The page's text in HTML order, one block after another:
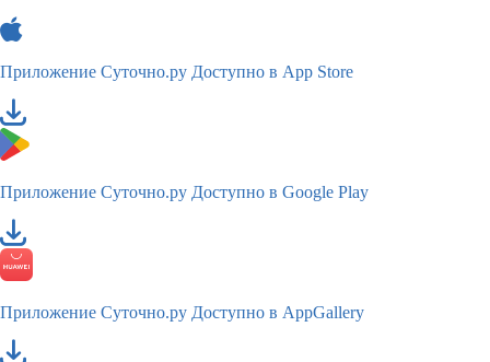
Приложение Суточно.ру Доступно в App Store
Приложение Суточно.ру Доступно в Google Play
Приложение Суточно.ру Доступно в AppGallery